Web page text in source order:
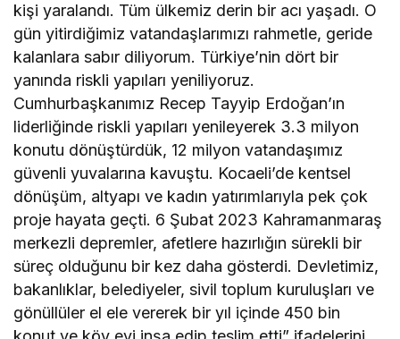
kişi yaralandı. Tüm ülkemiz derin bir acı yaşadı. O
gün yitirdiğimiz vatandaşlarımızı rahmetle, geride
kalanlara sabır diliyorum. Türkiye’nin dört bir
yanında riskli yapıları yeniliyoruz.
Cumhurbaşkanımız Recep Tayyip Erdoğan’ın
liderliğinde riskli yapıları yenileyerek 3.3 milyon
konutu dönüştürdük, 12 milyon vatandaşımız
güvenli yuvalarına kavuştu. Kocaeli’de kentsel
dönüşüm, altyapı ve kadın yatırımlarıyla pek çok
proje hayata geçti. 6 Şubat 2023 Kahramanmaraş
merkezli depremler, afetlere hazırlığın sürekli bir
süreç olduğunu bir kez daha gösterdi. Devletimiz,
bakanlıklar, belediyeler, sivil toplum kuruluşları ve
gönüllüler el ele vererek bir yıl içinde 450 bin